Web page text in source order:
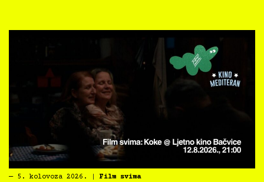
― 5. kolovoza 2026. Film svima